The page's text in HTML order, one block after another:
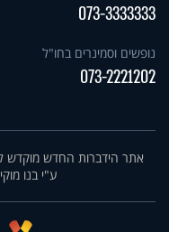
073-3333333
נופשים וסמינרים בחו"ל
073-2221202
אתר הידברות החדש מוקדש
ע"י בנו